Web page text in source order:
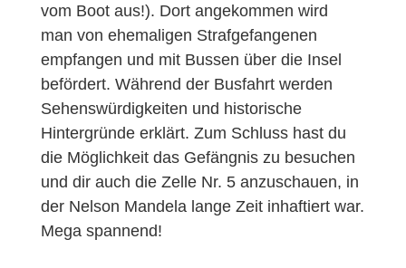
vom Boot aus!). Dort angekommen wird
man von ehemaligen Strafgefangenen
empfangen und mit Bussen über die Insel
befördert. Während der Busfahrt werden
Sehenswürdigkeiten und historische
Hintergründe erklärt. Zum Schluss hast du
die Möglichkeit das Gefängnis zu besuchen
und dir auch die Zelle Nr. 5 anzuschauen, in
der Nelson Mandela lange Zeit inhaftiert war.
Mega spannend!